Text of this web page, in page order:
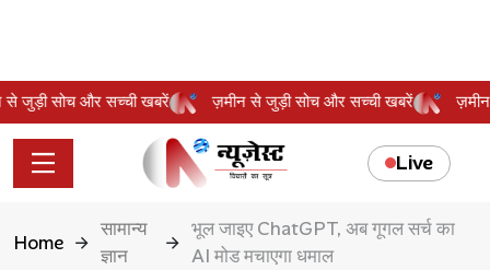
से जुड़ी सोच और सच्ची खबरें ज़मीन से जुड़ी सोच और सच्ची खबरें
Live
Home
सामान्य
ज्ञान
भूल जाइए ChatGPT, अब गूगल सर्च का
AI मोड मचाएगा धमाल